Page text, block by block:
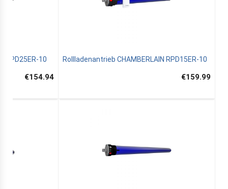
RPD25ER-10
€154.94
Rollladenantrieb CHAMBERLAIN RPD15ER-10
€159.99